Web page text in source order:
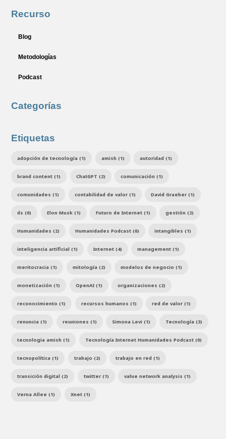
Recurso
Blog
Metodologías
Podcast
Categorías
Etiquetas
adopción de tecnología (1) amish (1) autoridad (1)
brand content (1) ChatGPT (2) comunicación (1)
comunidades (1) contabilidad de valor (1) David Graeber (1)
ds (0) Elon Musk (1) Futuro de Internet (1) gestión (2)
Humanidades (2) Humanidades Podcast (0) intangibles (1)
inteligencia artificial (1) Internet (4) management (1)
meritocracia (1) mitología (2) modelos de negocio (1)
monetización (1) OpenAI (1) organizaciones (2)
reconocimiento (1) recursos humanos (1) red de valor (1)
renuncia (1) reuniones (1) Simona Levi (1) Tecnología (3)
tecnologia amish (1) Tecnología Internet Humanidades Podcast (0)
tecnopolítica (1) trabajo (2) trabajo en red (1)
transición digital (2) twitter (1) value network analysis (1)
Verna Allee (1) Xnet (1)